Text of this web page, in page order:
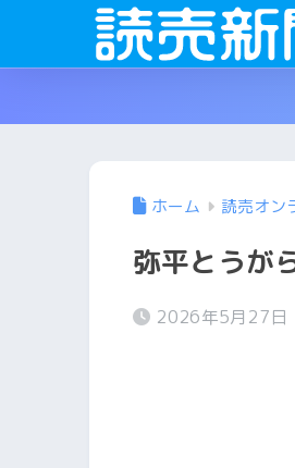
ホーム 読売オン
弥平とうが
2026年5月27日